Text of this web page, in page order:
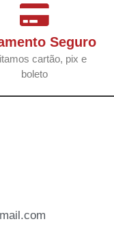
Seguro
cartão, pix e
boleto